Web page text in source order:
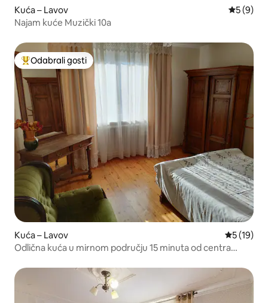
Kuća – Lavov
5 (9)
Najam kuće Muzički 10a
Među najviše rangiranima s oznakom „Odabrali gosti”
Odabrali gosti
Kuća – Lavov Prosječna
5 (19)
Odlična kuća u mirnom području 15 minuta od centra